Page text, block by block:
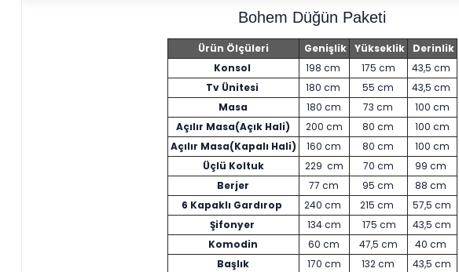
Bohem Düğün Paketi
Ürün Ölçüleri Genişlik Yükseklik
Derinlik
Konsol
198 cm 175 cm
43,5 cm
Tv Ünitesi
180 cm 55 cm
43,5 cm
Masa
180 cm 73 cm
100 cm
Açılır Masa(Açık Hali)
200 cm 80 cm
100 cm
Açılır Masa(Kapalı Hali)
160 cm 80 cm
100 cm
Üçlü Koltuk
229 cm 70 cm
99 cm
Berjer
77 cm 95 cm
88 cm
6 Kapaklı Gardırop
240 cm 215 cm
57,5 cm
Şifonyer
134 cm 175 cm
43,5 cm
Komodin
60 cm 47,5 cm
40 cm
Başlık
170 cm 132 cm
43,5 cm